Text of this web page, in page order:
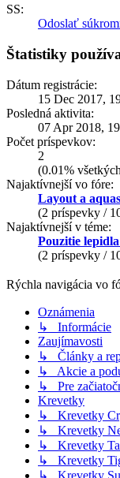
SS:
Odoslať
Štatistiky
Dátum registrácie:
15 Dec 2017,
Posledná aktivita:
07 Apr 2018,
Počet príspevkov:
2
(0.01%
Najaktívnejší vo fóre:
Layout a
(2 príspevky /
Najaktívnejší v téme:
Pouzitie
(2 príspevky /
Rýchla navigácia vo
Oznámenia
↳ Informácie
Zaujímavosti
↳ Články a
↳ Akcie a
↳ Pre
Krevetky
↳ Krevetky
↳ Krevetky
↳ Krevetky
↳ Krevetky
↳ Krevetky